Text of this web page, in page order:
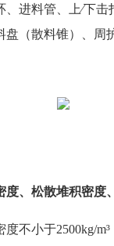
、进料管、上∕下击
（散料锥）、周
度、松散堆积密度
不小于2500kg/